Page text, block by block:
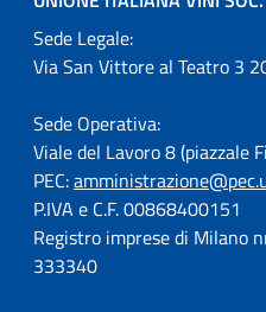
Sede Legale:
Via San Vittore al Teatro 3
Sede Operativa:
Viale del Lavoro 8 (piazzale
PEC:
P.IVA e C.F. 00868400151
Registro imprese di Milano
333340